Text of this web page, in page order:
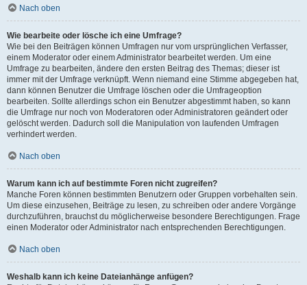
Nach oben
Wie bearbeite oder lösche ich eine Umfrage?
Wie bei den Beiträgen können Umfragen nur vom ursprünglichen Verfasser,
einem Moderator oder einem Administrator bearbeitet werden. Um eine
Umfrage zu bearbeiten, ändere den ersten Beitrag des Themas; dieser ist
immer mit der Umfrage verknüpft. Wenn niemand eine Stimme abgegeben hat,
dann können Benutzer die Umfrage löschen oder die Umfrageoption
bearbeiten. Sollte allerdings schon ein Benutzer abgestimmt haben, so kann
die Umfrage nur noch von Moderatoren oder Administratoren geändert oder
gelöscht werden. Dadurch soll die Manipulation von laufenden Umfragen
verhindert werden.
Nach oben
Warum kann ich auf bestimmte Foren nicht zugreifen?
Manche Foren können bestimmten Benutzern oder Gruppen vorbehalten sein.
Um diese einzusehen, Beiträge zu lesen, zu schreiben oder andere Vorgänge
durchzuführen, brauchst du möglicherweise besondere Berechtigungen. Frage
einen Moderator oder Administrator nach entsprechenden Berechtigungen.
Nach oben
Weshalb kann ich keine Dateianhänge anfügen?